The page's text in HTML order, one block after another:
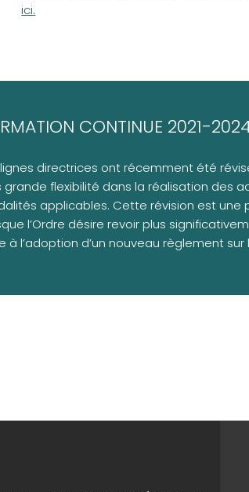
ici.
CONTINUE 2021-
directrices ont récemment été
grande flexibilité dans la réalisation des
applicables. Cette révision est une
l’Ordre désire revoir plus
à l’adoption d’un nouveau règlement